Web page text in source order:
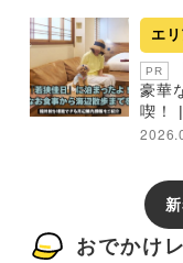
エ
PR
豪華
喫！
おでかけ